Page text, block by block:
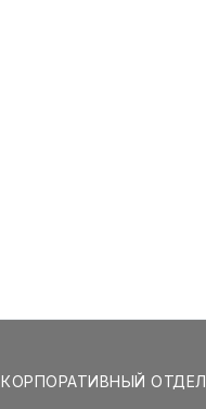
КОРПОРАТИВНЫЙ ОТДЕЛ